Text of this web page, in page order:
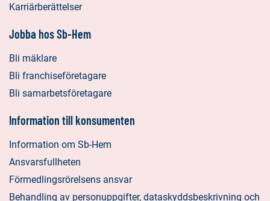
Karriärberättelser
Jobba hos Sb-Hem
Bli mäklare
Bli franchiseföretagare
Bli samarbetsföretagare
Information till konsumenten
Information om Sb-Hem
Ansvarsfullheten
Förmedlingsrörelsens ansvar
Behandling av personuppgifter, dataskyddsbeskrivning och